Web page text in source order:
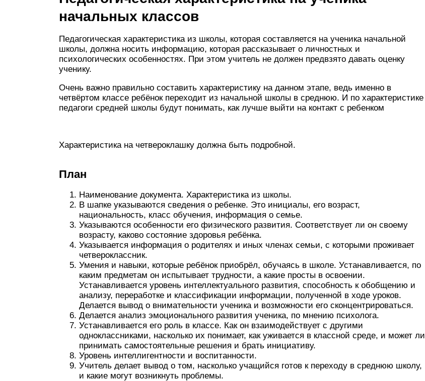
начальных классов
Педагогическая характеристика из школы, которая составляется на ученика начальной
школы, должна носить информацию, которая рассказывает о личностных и
психологических особенностях. При этом учитель не должен предвзято давать оценку
ученику.
Очень важно правильно составить характеристику на данном этапе, ведь именно в
четвёртом классе ребёнок переходит из начальной школы в среднюю. И по характеристике
педагоги средней школы будут понимать, как лучше выйти на контакт с ребенком
Характеристика на четвероклашку должна быть подробной.
План
Наименование документа. Характеристика из школы.
В шапке указываются сведения о ребенке. Это инициалы, его возраст,
национальность, класс обучения, информация о семье.
Указываются особенности его физического развития. Соответствует ли он своему
возрасту, каково состояние здоровья ребёнка.
Указывается информация о родителях и иных членах семьи, с которыми проживает
четвероклассник.
Умения и навыки, которые ребёнок приобрёл, обучаясь в школе. Устанавливается, по
каким предметам он испытывает трудности, а какие просты в освоении.
Устанавливается уровень интеллектуального развития, способность к обобщению и
анализу, переработке и классификации информации, полученной в ходе уроков.
Делается вывод о внимательности ученика и возможности его сконцентрироваться.
Делается анализ эмоционального развития ученика, по мнению психолога.
Устанавливается его роль в классе. Как он взаимодействует с другими
одноклассниками, насколько их понимает, как уживается в классной среде, и может ли
принимать самостоятельные решения и брать инициативу.
Уровень интеллигентности и воспитанности.
Учитель делает вывод о том, насколько учащийся готов к переходу в среднюю школу,
и какие могут возникнуть проблемы.